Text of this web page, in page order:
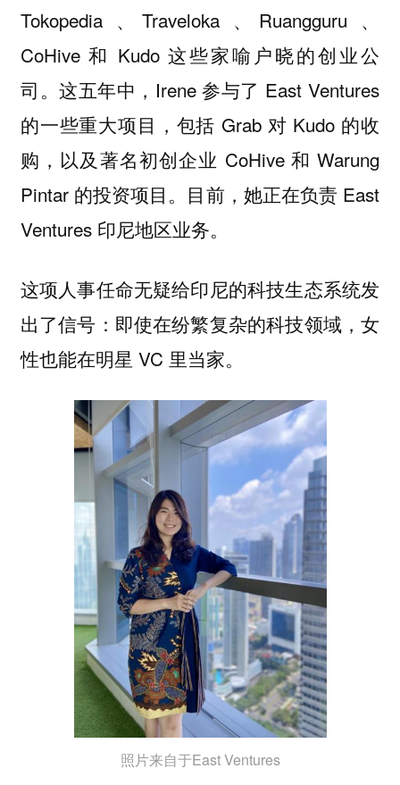
Tokopedia 、Traveloka 、Ruangguru 、
CoHive 和 Kudo 这些家喻户晓的创业公
司。这五年中，Irene 参与了 East Ventures
的一些重大项目，包括 Grab 对 Kudo 的收
购，以及著名初创企业 CoHive 和 Warung
Pintar 的投资项目。目前，她正在负责 East
Ventures 印尼地区业务。
这项人事任命无疑给印尼的科技生态系统发
出了信号：即使在纷繁复杂的科技领域，女
性也能在明星 VC 里当家。
照片来自于East Ventures